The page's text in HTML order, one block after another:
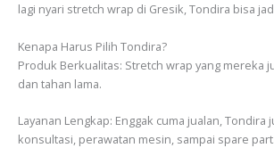
lagi nyari stretch wrap di Gresik, Tondira bisa
Kenapa Harus Pilih Tondira?
Produk Berkualitas: Stretch wrap yang mereka
dan tahan lama.
Layanan Lengkap: Enggak cuma jualan, Tondira
konsultasi, perawatan mesin, sampai spare part.